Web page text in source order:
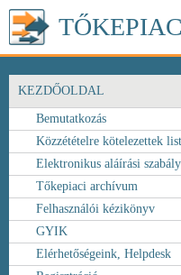
KEZDŐOLDAL
Bemutatkozás
Közzétételre kötelezettek
Elektronikus aláírási
Tőkepiaci archívum
Felhasználói kézikönyv
GYIK
Elérhetőségeink, Helpdesk